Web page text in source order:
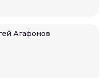
Агафонов